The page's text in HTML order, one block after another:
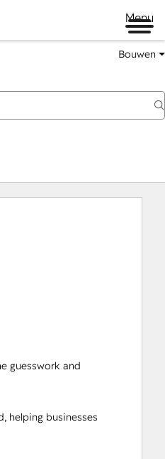
Menu
Bouwen
guesswork and
helping businesses